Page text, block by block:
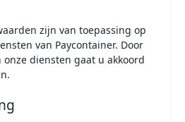
zijn van toepassing op
van Paycontainer. Door
diensten gaat u akkoord